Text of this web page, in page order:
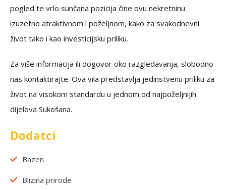
pogled te vrlo sunčana pozicija čine ovu nekretninu
izuzetno atraktivnom i poželjnom, kako za svakodnevni
život tako i kao investicijsku priliku.
Za više informacija ili dogovor oko razgledavanja, slobodno
nas kontaktirajte. Ova vila predstavlja jedinstvenu priliku za
život na visokom standardu u jednom od najpoželjnijih
dijelova Sukošana.
Dodatci
Bazen
Blizina prirode